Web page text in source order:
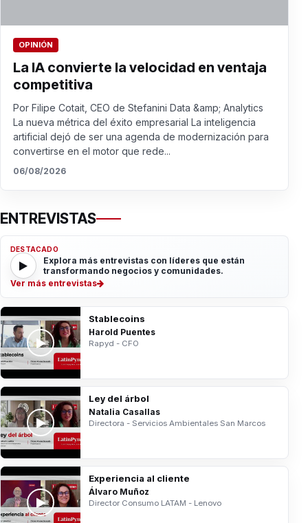
OPINIÓN
La IA convierte la velocidad en ventaja
competitiva
Por Filipe Cotait, CEO de Stefanini Data &amp; Analytics
La nueva métrica del éxito empresarial La inteligencia
artificial dejó de ser una agenda de modernización para
convertirse en el motor que rede...
06/08/2026
ENTREVISTAS
DESTACADO
Explora más entrevistas con líderes que están
transformando negocios y comunidades.
Ver más entrevistas
Stablecoins
Harold Puentes
Rapyd - CFO
Ley del árbol
Natalia Casallas
Directora - Servicios Ambientales San Marcos
Experiencia al cliente
Álvaro Muñoz
Director Consumo LATAM - Lenovo